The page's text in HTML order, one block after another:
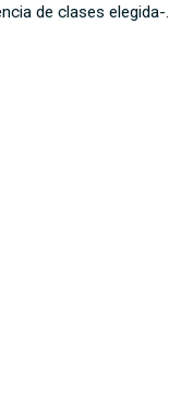
de clases elegida-.